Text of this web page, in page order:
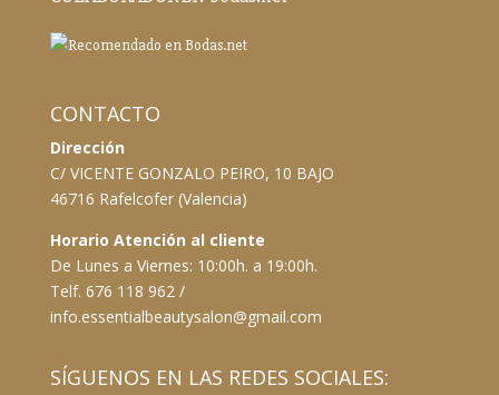
CONTACTO
Dirección
C/ VICENTE GONZALO PEIRO, 10 BAJO
46716 Rafelcofer (Valencia)
Horario Atención al cliente
De Lunes a Viernes: 10:00h. a 19:00h.
Telf. 676 118 962 /
info.essentialbeautysalon@gmail.com
SÍGUENOS EN LAS REDES SOCIALES: